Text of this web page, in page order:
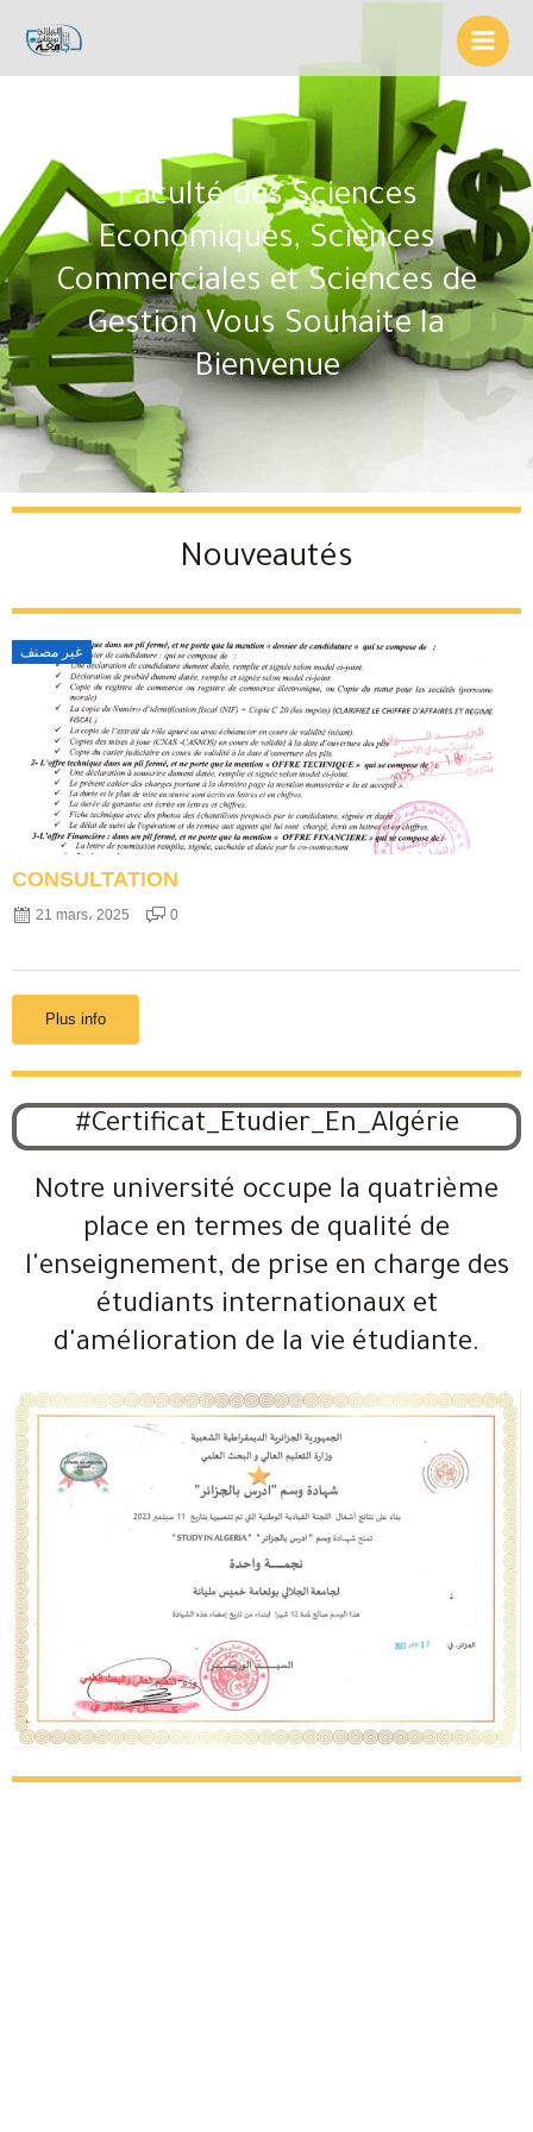
Faculté des Sciences
Economiques, Sciences
Commerciales et Sciences de
Gestion Vous Souhaite la
Bienvenue
Nouveautés
غير مصنف
CONSULTATION
21 mars، 2025 0
Plus info
#Certificat_Etudier_En_Algérie
Notre université occupe la quatrième
place en termes de qualité de
l'enseignement, de prise en charge des
étudiants internationaux et
d'amélioration de la vie étudiante.